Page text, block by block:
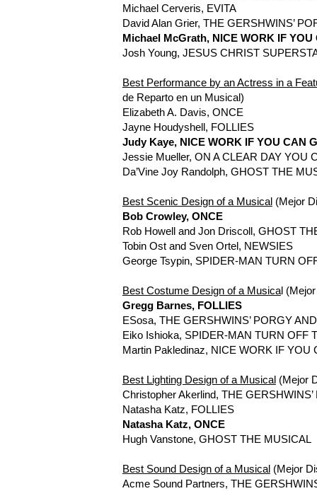
Michael Cerveris, EVITA
David Alan Grier, THE GERSHWINS’
Michael McGrath, NICE WORK IF YOU
Josh Young, JESUS CHRIST
Best Performance by an Actress in a
de Reparto en un Musical)
Elizabeth A. Davis, ONCE
Jayne Houdyshell, FOLLIES
Judy Kaye, NICE WORK IF YOU CAN
Jessie Mueller, ON A CLEAR DAY YOU
Da’Vine Joy Randolph, GHOST THE
Best Scenic Design of a Musical(Mejor
Bob Crowley, ONCE
Rob Howell and Jon Driscoll, GHOST
Tobin Ost and Sven Ortel, NEWSIES
George Tsypin, SPIDER-MAN TURN
Best Costume Design of a Musical
Gregg Barnes, FOLLIES
ESosa, THE GERSHWINS’ PORGY
Eiko Ishioka, SPIDER-MAN TURN OFF
Martin Pakledinaz, NICE WORK IF YOU
Best Lighting Design of a Musical(Mejor
Christopher Akerlind, THE
Natasha Katz, FOLLIES
Natasha Katz, ONCE
Hugh Vanstone, GHOST THE MUSICAL
Best Sound Design of a Musical(Mejor
Acme Sound Partners, THE